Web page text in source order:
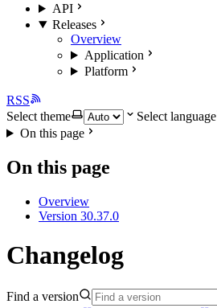
API
Releases
Overview
Application
Platform
RSS
Select theme
Select language
On this page
On this page
Overview
Version 30.37.0
Changelog
Find a version